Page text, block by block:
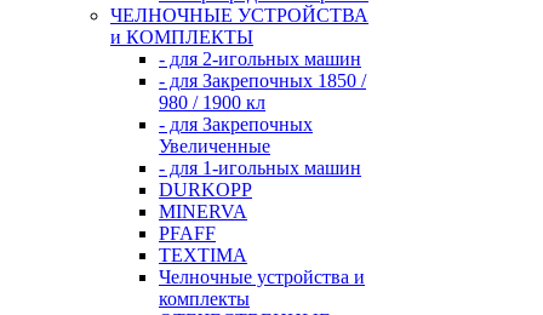
ЧЕЛНОЧНЫЕ УСТРОЙСТВА
и КОМПЛЕКТЫ
- для 2-игольных машин
- для Закрепочных 1850 /
980 / 1900 кл
- для Закрепочных
Увеличенные
- для 1-игольных машин
DURKOPP
MINERVA
PFAFF
TEXTIMA
Челночные устройства и
комплекты